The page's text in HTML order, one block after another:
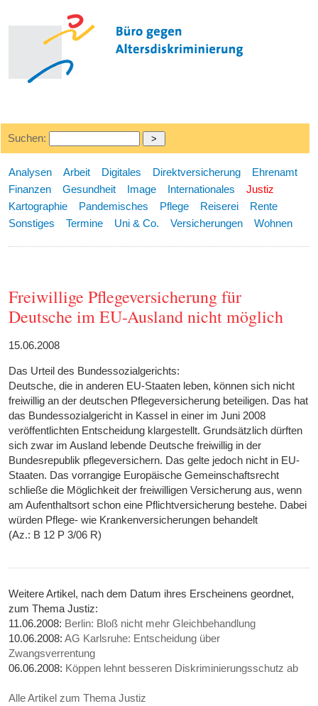
Suchen:
Analysen Arbeit Digitales Direktversicherung
Ehrenamt
Finanzen
Gesundheit Image Internationales
Justiz
Kartographie
Pandemisches Pflege Reiserei
Rente
Sonstiges
Termine Uni & Co. Versicherungen Wohnen
Freiwillige Pflegeversicherung für
Deutsche im EU-Ausland nicht möglich
15.06.2008
Das Urteil des Bundessozialgerichts:
Deutsche, die in anderen EU-Staaten leben, können sich nicht
freiwillig an der deutschen Pflegeversicherung beteiligen. Das hat
das Bundessozialgericht in Kassel in einer im Juni 2008
veröffentlichten Entscheidung klargestellt. Grundsätzlich dürften
sich zwar im Ausland lebende Deutsche freiwillig in der
Bundesrepublik pflegeversichern. Das gelte jedoch nicht in EU-
Staaten. Das vorrangige Europäische Gemeinschaftsrecht
schließe die Möglichkeit der freiwilligen Versicherung aus, wenn
am Aufenthaltsort schon eine Pflichtversicherung bestehe. Dabei
würden Pflege- wie Krankenversicherungen behandelt
(Az.: B 12 P 3/06 R)
Weitere Artikel, nach dem Datum ihres Erscheinens geordnet,
zum Thema Justiz:
11.06.2008: Berlin: Bloß nicht mehr Gleichbehandlung
10.06.2008:AG Karlsruhe: Entscheidung über
Zwangsverrentung
06.06.2008: Köppen lehnt besseren Diskriminierungsschutz ab
Alle Artikel zum Thema Justiz